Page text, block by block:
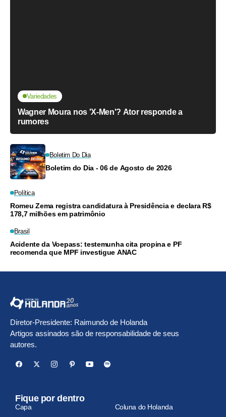
Variedades
Wagner Moura nos 'X-Men'? Ator responde a
rumores
Boletim Do Dia
Boletim do Dia - 06 de Agosto de 2026
Política
Romeu Zema registra candidatura à Presidência e declara R$
178,7 milhões em patrimônio
Brasil
Acidente da Voepass: testemunha cita propina e PF
recomenda que MPF investigue ANAC
Diretor-Presidente: Raimundo de Holanda
Artigos assinados são de responsabilidade de seus
autores.
Fique por dentro
Capa Coluna do Holanda